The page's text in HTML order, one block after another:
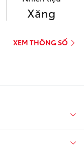
Xăng
XEM THÔNG SỐ